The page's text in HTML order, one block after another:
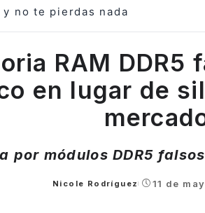
y no te pierdas nada
RAM DDR5
en lugar de
por módulos DDR5
Posted
Nicole Rodríguez 11 de